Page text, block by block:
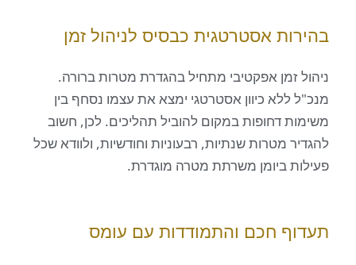
אסטרטגית כבסיס לניהול זמן
זמן אפקטיבי מתחיל בהגדרת מטרות ברורה.
ללא כיוון אסטרטגי ימצא את עצמו נסחף בין
דחופות במקום להוביל תהליכים. לכן, חשוב
מטרות שנתיות, רבעוניות וחודשיות, ולוודא שכל
ביומן משרתת מטרה מוגדרת.
חכם והתמודדות עם עומס